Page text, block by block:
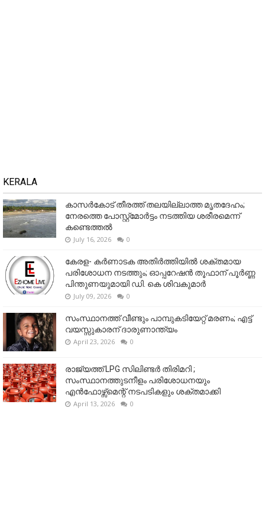
KERALA
കാസർകോട് തീരത്ത് തലയില്ലാത്ത മൃതദേഹം;
നേരത്തെ പോസ്റ്റ്‌മോർട്ടം നടത്തിയ ശരീരമെന്ന്
കണ്ടെത്തൽ
July 16, 2026 0
കേരള- കർണാടക അതിർത്തിയിൽ ശക്തമായ
പരിശോധന നടത്തും; ഓപ്പറേഷൻ തൂഫാന് പൂർണ്ണ
പിന്തുണയുമായി ഡി. കെ ശിവകുമാർ
July 09, 2026 0
സംസ്ഥാനത്ത് വീണ്ടും പാമ്പുകടിയേറ്റ് മരണം; എട്ട്
വയസ്സുകാരന് ദാരുണാന്ത്യം
April 23, 2026 0
രാജ്യത്ത് LPG സിലിണ്ടർ തിരിമറി ;
സംസ്ഥാനത്തുടനീളം പരിശോധനയും
എൻഫോഴ്സ്മെന്റ് നടപടികളും ശക്തമാക്കി
April 13, 2026 0